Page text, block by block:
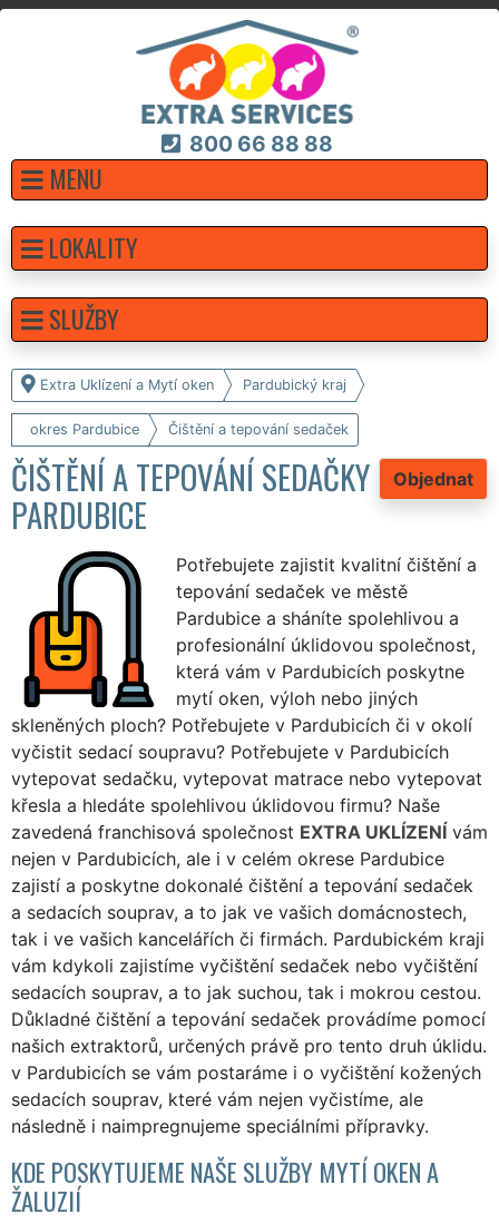
800 66 88 88
MENU
Extra Uklízení a Mytí oken Pardubický kraj
okres Pardubice Čištění a tepování sedaček
Objednat
ČIŠTĚNÍ A TEPOVÁNÍ SEDAČKY
PARDUBICE
Potřebujete zajistit kvalitní čištění a
tepování sedaček ve městě
Pardubice a sháníte spolehlivou a
profesionální úklidovou společnost,
která vám v Pardubicích poskytne
mytí oken, výloh nebo jiných
skleněných ploch? Potřebujete v Pardubicích či v okolí
vyčistit sedací soupravu? Potřebujete v Pardubicích
vytepovat sedačku, vytepovat matrace nebo vytepovat
křesla a hledáte spolehlivou úklidovou firmu? Naše
zavedená franchisová společnost EXTRA UKLÍZENÍ vám
nejen v Pardubicích, ale i v celém okrese Pardubice
zajistí a poskytne dokonalé čištění a tepování sedaček
a sedacích souprav, a to jak ve vašich domácnostech,
tak i ve vašich kancelářích či firmách. Pardubickém kraji
vám kdykoli zajistíme vyčištění sedaček nebo vyčištění
sedacích souprav, a to jak suchou, tak i mokrou cestou.
Důkladné čištění a tepování sedaček provádíme pomocí
našich extraktorů, určených právě pro tento druh úklidu.
v Pardubicích se vám postaráme i o vyčištění kožených
sedacích souprav, které vám nejen vyčistíme, ale
následně i naimpregnujeme speciálními přípravky.
KDE POSKYTUJEME NAŠE SLUŽBY MYTÍ OKEN A
ŽALUZIÍ
LOKALITY
SLUŽBY